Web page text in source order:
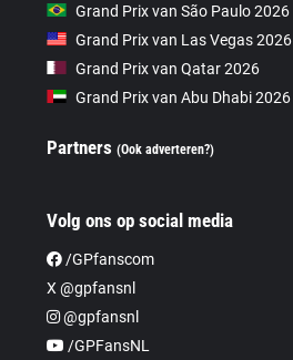
Grand Prix van São Paulo 2026
Grand Prix van Las Vegas 2026
Grand Prix van Qatar 2026
Grand Prix van Abu Dhabi 2026
Partners(Ook adverteren?)
Volg ons op social media
/GPfanscom
X @gpfansnl
@gpfansnl
/GPFansNL